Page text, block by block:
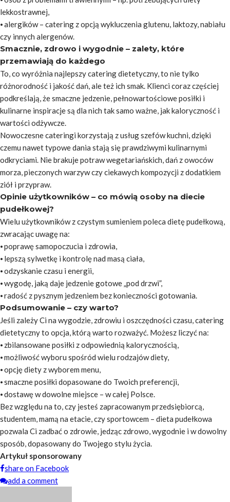
lekkostrawnej,
⦁ alergików – catering z opcją wykluczenia glutenu, laktozy, nabiału
czy innych alergenów.
Smacznie, zdrowo i wygodnie – zalety, które
przemawiają do każdego
To, co wyróżnia najlepszy catering dietetyczny, to nie tylko
różnorodność i jakość dań, ale też ich smak. Klienci coraz częściej
podkreślają, że smaczne jedzenie, pełnowartościowe posiłki i
kulinarne inspiracje są dla nich tak samo ważne, jak kaloryczność i
wartości odżywcze.
Nowoczesne cateringi korzystają z usług szefów kuchni, dzięki
czemu nawet typowe dania stają się prawdziwymi kulinarnymi
odkryciami. Nie brakuje potraw wegetariańskich, dań z owoców
morza, pieczonych warzyw czy ciekawych kompozycji z dodatkiem
ziół i przypraw.
Opinie użytkowników – co mówią osoby na diecie
pudełkowej?
Wielu użytkowników z czystym sumieniem poleca dietę pudełkową,
zwracając uwagę na:
⦁ poprawę samopoczucia i zdrowia,
⦁ lepszą sylwetkę i kontrolę nad masą ciała,
⦁ odzyskanie czasu i energii,
⦁ wygodę, jaką daje jedzenie gotowe „pod drzwi”,
⦁ radość z pysznym jedzeniem bez konieczności gotowania.
Podsumowanie – czy warto?
Jeśli zależy Ci na wygodzie, zdrowiu i oszczędności czasu, catering
dietetyczny to opcja, którą warto rozważyć. Możesz liczyć na:
⦁ zbilansowane posiłki z odpowiednią kalorycznością,
⦁ możliwość wyboru spośród wielu rodzajów diety,
⦁ opcję diety z wyborem menu,
⦁ smaczne posiłki dopasowane do Twoich preferencji,
⦁ dostawę w dowolne miejsce – w całej Polsce.
Bez względu na to, czy jesteś zapracowanym przedsiębiorcą,
studentem, mamą na etacie, czy sportowcem – dieta pudełkowa
pozwala Ci zadbać o zdrowie, jedząc zdrowo, wygodnie i w dowolny
sposób, dopasowany do Twojego stylu życia.
Artykuł sponsorowany
share on Facebook
add a comment